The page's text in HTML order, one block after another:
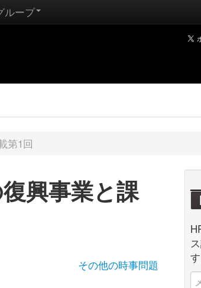
ループ
第1回
興事業と課
その他の時事問題
す